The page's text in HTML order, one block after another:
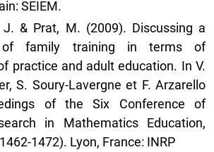
SEIEM.
J. & Prat, M. (2009). Discussing a
family training in terms of
practice and adult education. In V.
S. Soury-Lavergne et F. Arzarello
of the Six Conference of
in Mathematics Education,
1472). Lyon, France: INRP